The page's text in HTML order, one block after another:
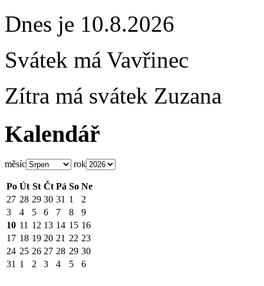
Dnes je 10.8.2026
Svátek má Vavřinec
Zítra má svátek Zuzana
Kalendář
měsíc rok
Po Út St Čt Pá So Ne
27 28 29 30 31 1
2
3
4 5 6 7 8
9
10 11 12 13 14 15 16
17 18 19 20 21 22 23
24 25 26 27 28 29 30
31 1 2 3 4 5 6